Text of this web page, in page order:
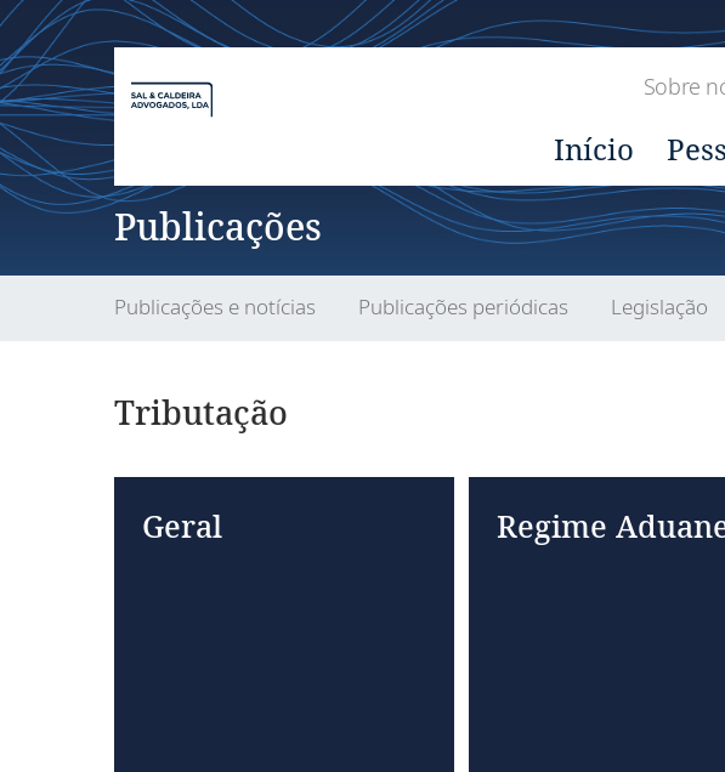
Sobre
Início
Publicações
Publicações e notícias Publicações periódicas Legislação
Tributação
Geral Regime